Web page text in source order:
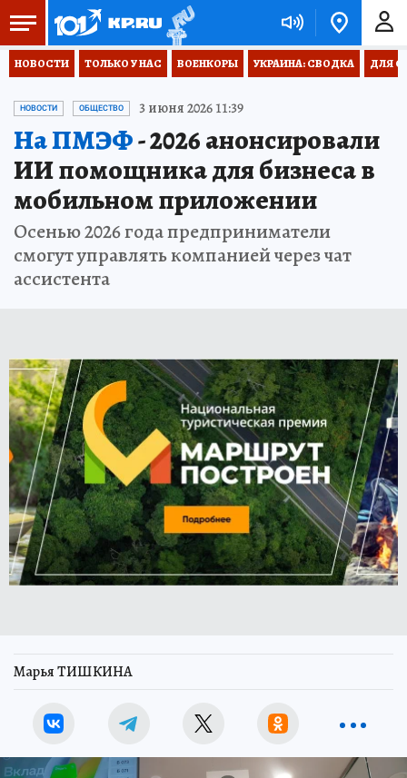
НОВОСТИ ТОЛЬКО У НАС ВОЕНКОРЫ УКРАИНА: СВОДКА ДЛЯ
НОВОСТИ ОБЩЕСТВО 3 июня 2026 11:39
На ПМЭФ- 2026 анонсировали
ИИ помощника для бизнеса в
мобильном приложении
Осенью 2026 года предприниматели
смогут управлять компанией через чат
ассистента
Марья ТИШКИНА